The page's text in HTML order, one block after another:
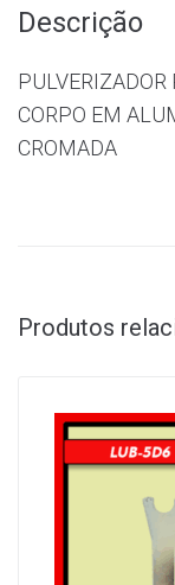
Descrição
CORPO EM
CROMADA
Produtos